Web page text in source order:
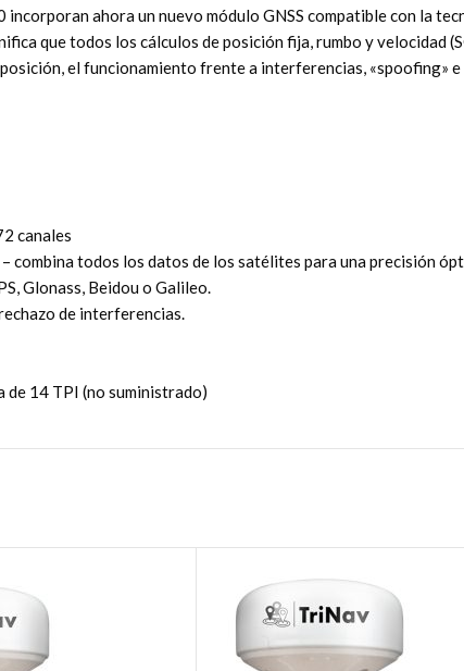
ahora un nuevo módulo GNSS compatible con la
que todos los cálculos de posición fija, rumbo y velocidad
el funcionamiento frente a interferencias, «spoofing»
canales
todos los datos de los satélites para una precisión
Glonass, Beidou o Galileo.
de interferencias.
de 14 TPI (no suministrado)